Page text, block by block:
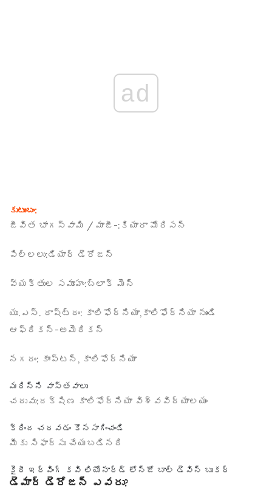
ad
కుటుంబం:
జీవిత భాగస్వామి / మాజీ-: కియారా మోరిసన్
పిల్లలు:డియార్ డెరోజన్
వ్యక్తుల సమూహం:బ్లాక్ మెన్
యు.ఎస్. రాష్ట్రం: కాలిఫోర్నియా,కాలిఫోర్నియా నుండి
ఆఫ్రికన్-అమెరికన్
నగరం: కాంప్టన్, కాలిఫోర్నియా
మరిన్ని వాస్తవాలు
చదువు:దక్షిణ కాలిఫోర్నియా విశ్వవిద్యాలయం
క్రింద చదవడం కొనసాగించండి
మీకు సిఫార్సు చేయబడినది
కైరీ ఇర్వింగ్ కవి లియోనార్డ్ లోన్జో బాల్ డెవిన్ బుకర్
డెమార్ డెరోజన్ ఎవరు?